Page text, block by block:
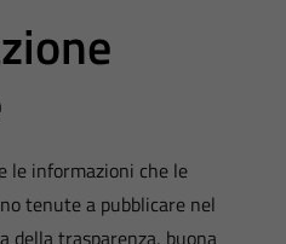
le informazioni che le
tenute a pubblicare nel
della trasparenza, buona